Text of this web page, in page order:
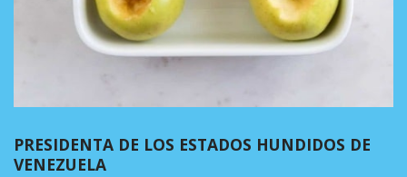
PRESIDENTA DE LOS ESTADOS HUNDIDOS DE
VENEZUELA